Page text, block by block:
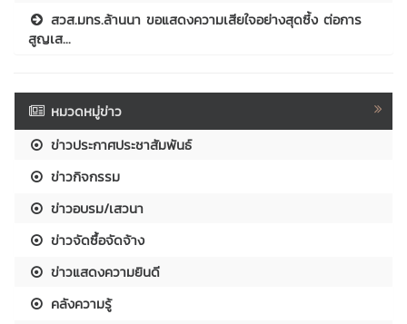
สวส.มทร.ล้านนา ขอแสดงความเสียใจอย่างสุดซึ้ง ต่อการ
สูญเส...
หมวดหมู่ข่าว
ข่าวประกาศประชาสัมพันธ์
ข่าวกิจกรรม
ข่าวอบรม/เสวนา
ข่าวจัดซื้อจัดจ้าง
ข่าวแสดงความยินดี
คลังความรู้